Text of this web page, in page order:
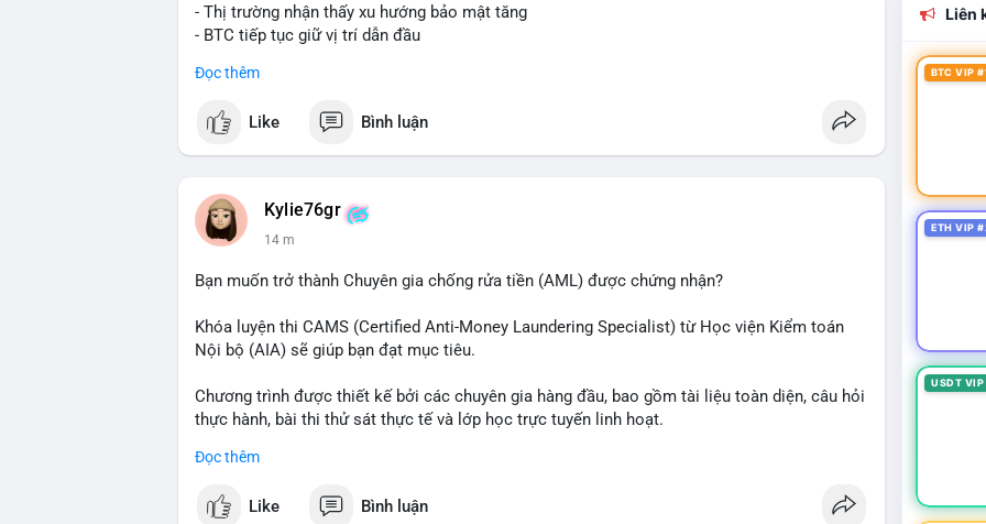
- Thị trường nhận thấy xu hướng bảo mật tăng
- BTC tiếp tục giữ vị trí dẫn đầu
#binancesquare
$btc
📰 Nguồn: CoinDesk
Đọc thêm
Like Bình luận
Kylie76gr
14 m
Bạn muốn trở thành Chuyên gia chống rửa tiền (AML) được chứng nhận?
Khóa luyện thi CAMS (Certified Anti-Money Laundering Specialist) từ Học viện Kiểm toán
Nội bộ (AIA) sẽ giúp bạn đạt mục tiêu.
Chương trình được thiết kế bởi các chuyên gia hàng đầu, bao gồm tài liệu toàn diện, câu hỏi
thực hành, bài thi thử sát thực tế và lớp học trực tuyến linh hoạt.
Xây dựng nền tảng kiến thức AML vững chắc và tự tin bước vào kỳ thi CAMS với sự chuẩn bị
Đọc thêm
Like Bình luận
Liên
BTC VIP
ETH VIP
USDT